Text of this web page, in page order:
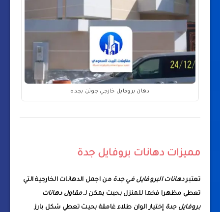
دهان بروفايل خارجي جوتن بجده
مميزات دهانات بروفايل جدة
تعتبردهانات البروفايل في جدة من اجمل الدهانات الخارجية التي
تعطي مظهرا فخما للمنزل بحيث يمكن لـمقاول دهانات
بروفايل جدة إختيار الوان طلاء غامقة بحيث تعطي شكل بارز